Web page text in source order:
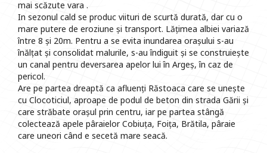
mai scăzute vara .
In sezonul cald se produc viituri de scurtă durată, dar cu o
mare putere de eroziune și transport. Lățimea albiei variază
între 8 și 20m. Pentru a se evita inundarea orașului s-au
înălțat și consolidat malurile, s-au îndiguit și se construiește
un canal pentru deversarea apelor lui în Argeș, în caz de
pericol.
Are pe partea dreaptă ca afluenți Răstoaca care se unește
cu Clocoticiul, aproape de podul de beton din strada Gării și
care străbate orașul prin centru, iar pe partea stângă
colectează apele pâraielor Cobiuța, Foița, Brătila, pâraie
care uneori când e secetă mare seacă.